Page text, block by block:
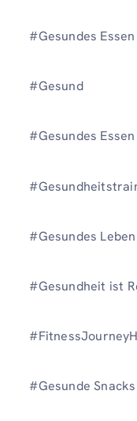
#Gesundes Essen
#Gesund
#Gesundes Essen
#Gesundes Leben
#Gesundheit ist
#Gesunde Snacks